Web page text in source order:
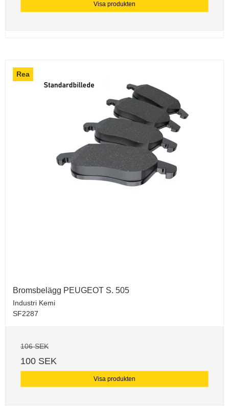
Visa produkten
Rea
Bromsbelägg PEUGEOT S. 505
Industri Kemi
SF2287
106 SEK
100 SEK
Visa produkten